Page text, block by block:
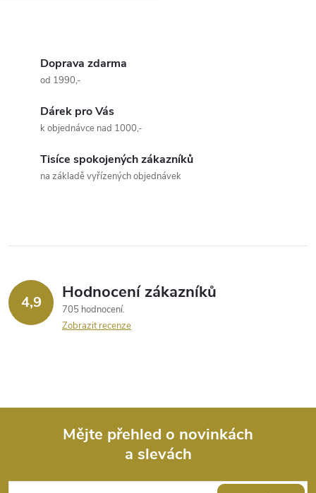
í
r
v
v
Doprava zdarma
od 1990,-
Dárek pro Vás
k objednávce nad 1000,-
Tisíce spokojených zákazníků
na základě vyřízených objednávek
4,9 Hodnocení zákazníků
705 hodnocení
Zobrazit recenze
Mějte přehled o novinkách
a slevách